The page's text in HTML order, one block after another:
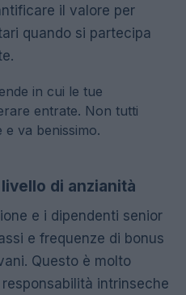
il valore per
quando si partecipa
in cui le tue
entrate. Non tutti
e va benissimo.
di anzianità
e i dipendenti senior
e frequenze di bonus
Questo è molto
intrinseche